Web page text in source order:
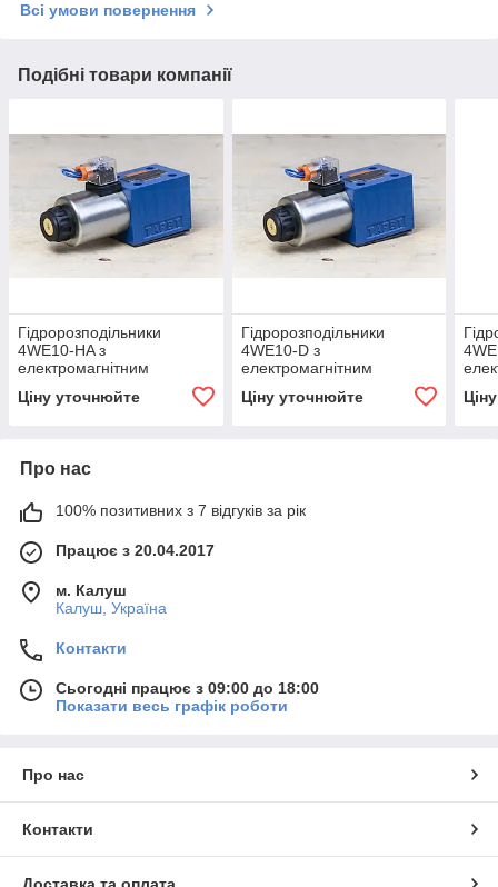
Всі умови повернення
Подібні товари компанії
Гідророзподільники
4WE10-HA з
електромагнітним
Ціну уточнюйте
Гідророзподільники
4WE10-D з
електромагнітним
Ціну уточнюйте
Про нас
100% позитивних з 7 відгуків за рік
Працює з 20.04.2017
м. Калуш
Калуш, Україна
Контакти
Сьогодні працює з 09:00 до 18:00
Показати весь графік роботи
Про нас
Контакти